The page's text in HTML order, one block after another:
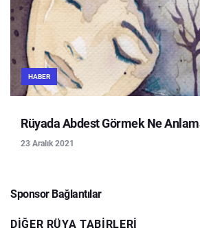
HABER
Rüyada Abdest Görmek Ne
23 Aralık 2021
Sponsor Bağlantılar
DIĞER RÜYA TABIRLERI